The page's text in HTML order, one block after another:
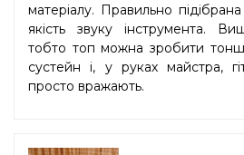
матеріалу. Правильно
якість звуку інструмента.
тобто топ можна зробити
сустейн і, у руках майстра,
просто вражають.